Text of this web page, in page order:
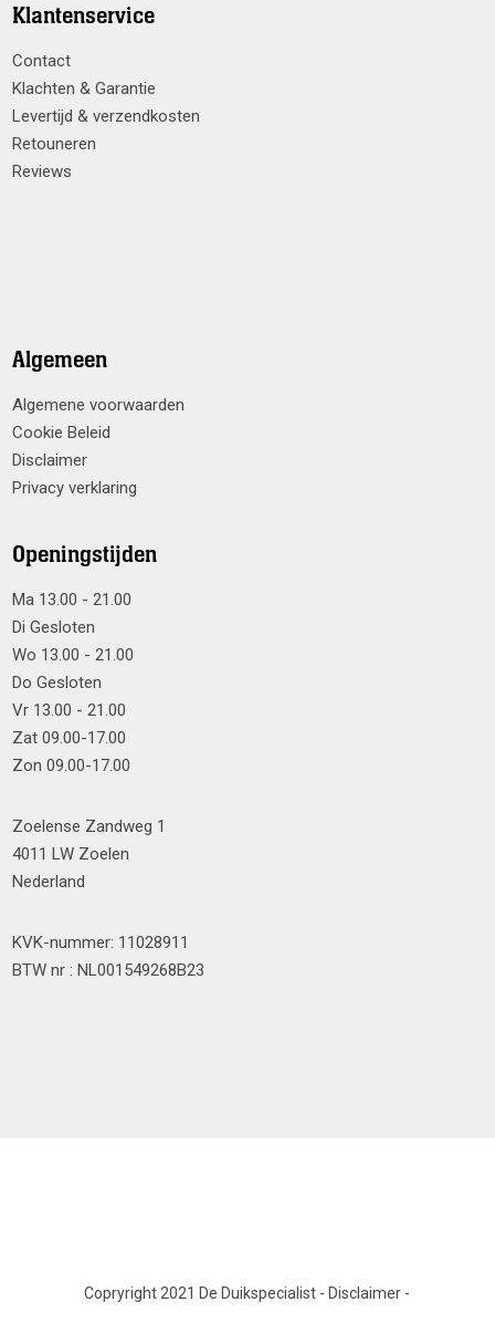
Klantenservice
Contact
Klachten & Garantie
Levertijd & verzendkosten
Retouneren
Reviews
Algemeen
Algemene voorwaarden
Cookie Beleid
Disclaimer
Privacy verklaring
Openingstijden
Ma 13.00 - 21.00
Di Gesloten
Wo 13.00 - 21.00
Do Gesloten
Vr 13.00 - 21.00
Zat 09.00-17.00
Zon 09.00-17.00
Zoelense Zandweg 1
4011 LW Zoelen
Nederland
KVK-nummer: 11028911
BTW nr : NL001549268B23
Copryright 2021 De Duikspecialist - Disclaimer -